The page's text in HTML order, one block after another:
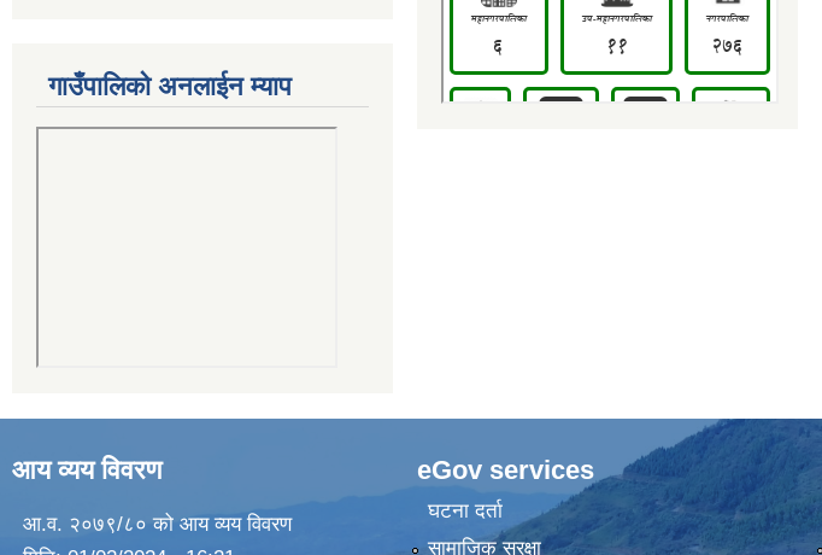
गाउँपालिको अनलाईन म्याप
आय व्यय विवरण
आ.व. २०७९/८० को आय व्यय विवरण
eGov services
घटना दर्ता
सामाजिक सुरक्षा